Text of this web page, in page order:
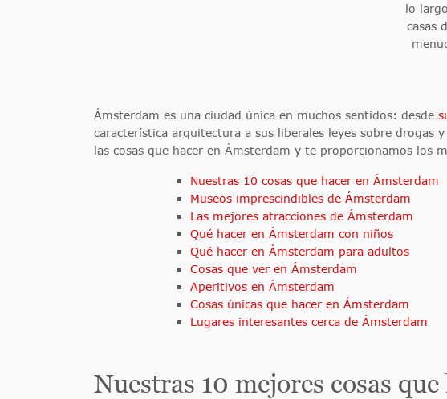
lo
casas
Ámsterdam es una ciudad única en muchos sentidos: desde
característica arquitectura a sus liberales leyes sobre
las cosas que hacer en Ámsterdam y te proporcionamos los
Nuestras 10 cosas que hacer en Ámsterdam
Museos imprescindibles de Ámsterdam
Las mejores atracciones de Ámsterdam
Qué hacer en Ámsterdam con niños
Qué hacer en Ámsterdam para adultos
Cosas que ver en Ámsterdam
Aperitivos en Ámsterdam
Cosas únicas que hacer en Ámsterdam
Lugares interesantes cerca de Ámsterdam
Nuestras 10 mejores cosas